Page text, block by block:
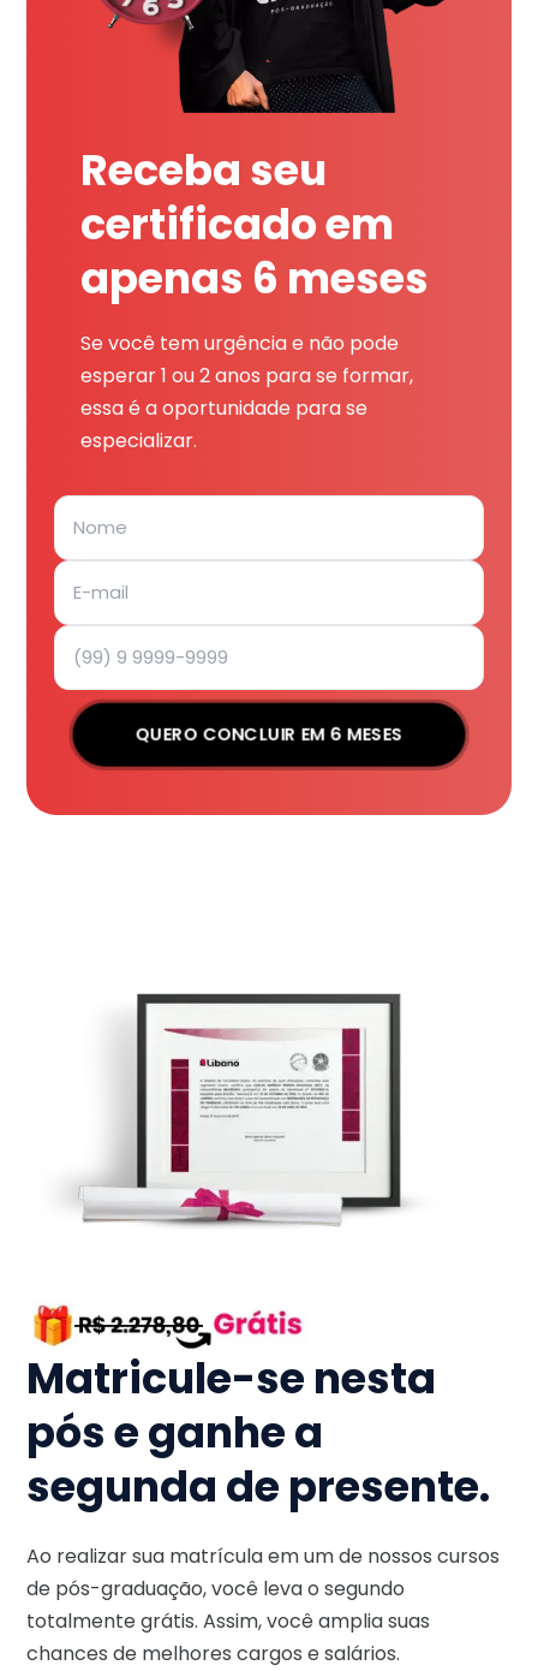
Receba seu
certificado em
apenas 6 meses
Se você tem urgência e não pode
esperar 1 ou 2 anos para se formar,
essa é a oportunidade para se
especializar.
QUERO CONCLUIR EM 6 MESES
Matricule-se nesta
pós e ganhe a
segunda de presente.
Ao realizar sua matrícula em um de nossos cursos
de pós-graduação, você leva o segundo
totalmente grátis. Assim, você amplia suas
chances de melhores cargos e salários.